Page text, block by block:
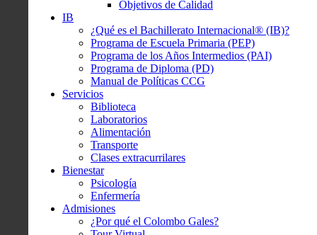
Objetivos de Calidad
IB
¿Qué es el Bachillerato Internacional® (IB)?
Programa de Escuela Primaria (PEP)
Programa de los Años Intermedios (PAI)
Programa de Diploma (PD)
Manual de Políticas CCG
Servicios
Biblioteca
Laboratorios
Alimentación
Transporte
Clases extracurrilares
Bienestar
Psicología
Enfermería
Admisiones
¿Por qué el Colombo Gales?